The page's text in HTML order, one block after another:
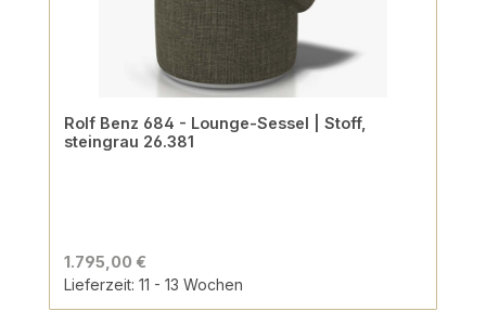
Rolf Benz 684 - Lounge-Sessel | Stoff,
steingrau 26.381
1.795,00 €
Lieferzeit: 11 - 13 Wochen